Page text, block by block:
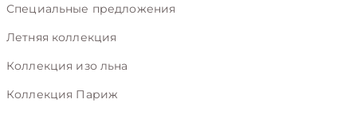
Специальные предложения
Летняя коллекция
Коллекция изо льна
Коллекция Париж